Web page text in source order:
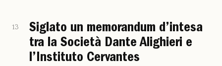
13
Siglato un memorandum d’intesa
tra la Società Dante Alighieri e
l’Instituto Cervantes